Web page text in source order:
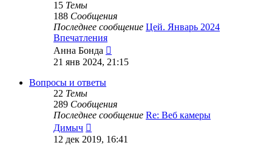
15 Темы
188 Сообщения
Последнее сообщение Цей. Январь 2024
Впечатления
Анна Бонда
к
21 янв 2024, 21:15
Вопросы и ответы
22 Темы
289 Сообщения
Последнее сообщение Re: Веб камеры
Димыч
к
12 дек 2019, 16:41